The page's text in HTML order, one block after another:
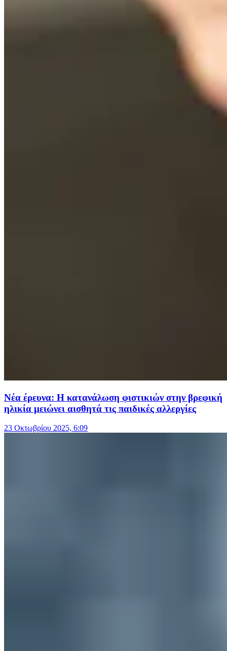
Νέα έρευνα: Η κατανάλωση φιστικιών στην βρεφική
ηλικία μειώνει αισθητά τις παιδικές αλλεργίες
23 Οκτωβρίου 2025, 6:09